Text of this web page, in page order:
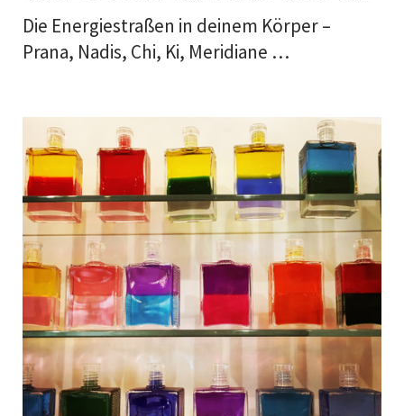
Die Energiestraßen in deinem Körper –
Prana, Nadis, Chi, Ki, Meridiane …